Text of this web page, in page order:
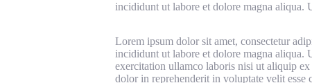
incididunt ut labore et dolore magna aliqua.
Lorem ipsum dolor sit amet, consectetur
incididunt ut labore et dolore magna aliqua.
exercitation ullamco laboris nisi ut aliquip
dolor in reprehenderit in voluptate velit